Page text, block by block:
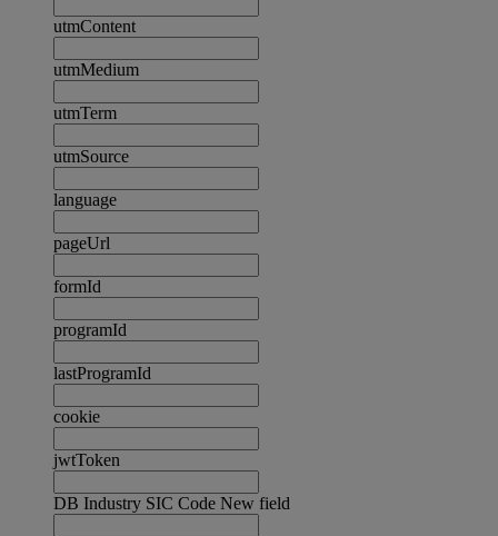
utmContent
utmMedium
utmTerm
utmSource
language
pageUrl
formId
programId
lastProgramId
cookie
jwtToken
DB Industry SIC Code New field